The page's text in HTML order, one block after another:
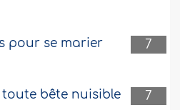
7
pour se marier
7
bête nuisible